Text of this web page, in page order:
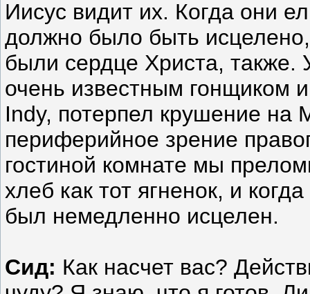
Иисус видит их. Когда они
должно было быть
были сердце Христа, также.
очень известным гонщиком
Indy, потерпел крушение на
периферийное зрение
гостиной комнате мы
хлеб как тот ягненок, и
был немедленно исцелен.
Сид: Как насчет вас?